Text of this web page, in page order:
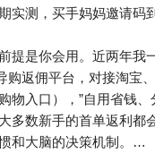
实测，买手妈妈邀请码
提是你会用。近两年我
购返佣平台，对接淘宝
物入口），”自用省钱、
多数新手的首单返利都
和大脑的决策机制。…